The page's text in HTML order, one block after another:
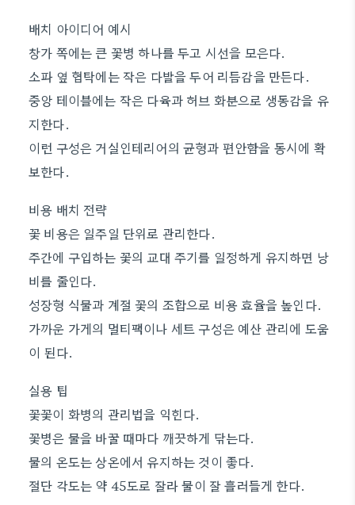
배치 아이디어 예시
창가 쪽에는 큰 꽃병 하나를 두고 시선을 모은다.
소파 옆 협탁에는 작은 다발을 두어 리듬감을 만든다.
중앙 테이블에는 작은 다육과 허브 화분으로 생동감을 유
지한다.
이런 구성은 거실인테리어의 균형과 편안함을 동시에 확
보한다.
비용 배치 전략
꽃 비용은 일주일 단위로 관리한다.
주간에 구입하는 꽃의 교대 주기를 일정하게 유지하면 낭
비를 줄인다.
성장형 식물과 계절 꽃의 조합으로 비용 효율을 높인다.
가까운 가게의 멀티팩이나 세트 구성은 예산 관리에 도움
이 된다.
실용 팁
꽃꽃이 화병의 관리법을 익힌다.
꽃병은 물을 바꿀 때마다 깨끗하게 닦는다.
물의 온도는 상온에서 유지하는 것이 좋다.
절단 각도는 약 45도로 잘라 물이 잘 흘러들게 한다.